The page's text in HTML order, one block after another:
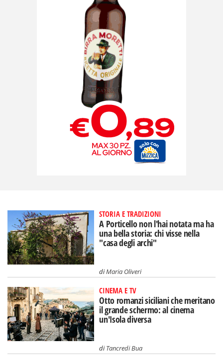
STORIA E TRADIZIONI
A Porticello non l'hai notata ma ha
una bella storia: chi visse nella
"casa degli archi"
diMaria Oliveri
CINEMA E TV
Otto romanzi siciliani che meritano
il grande schermo: al cinema
un'Isola diversa
diTancredi Bua